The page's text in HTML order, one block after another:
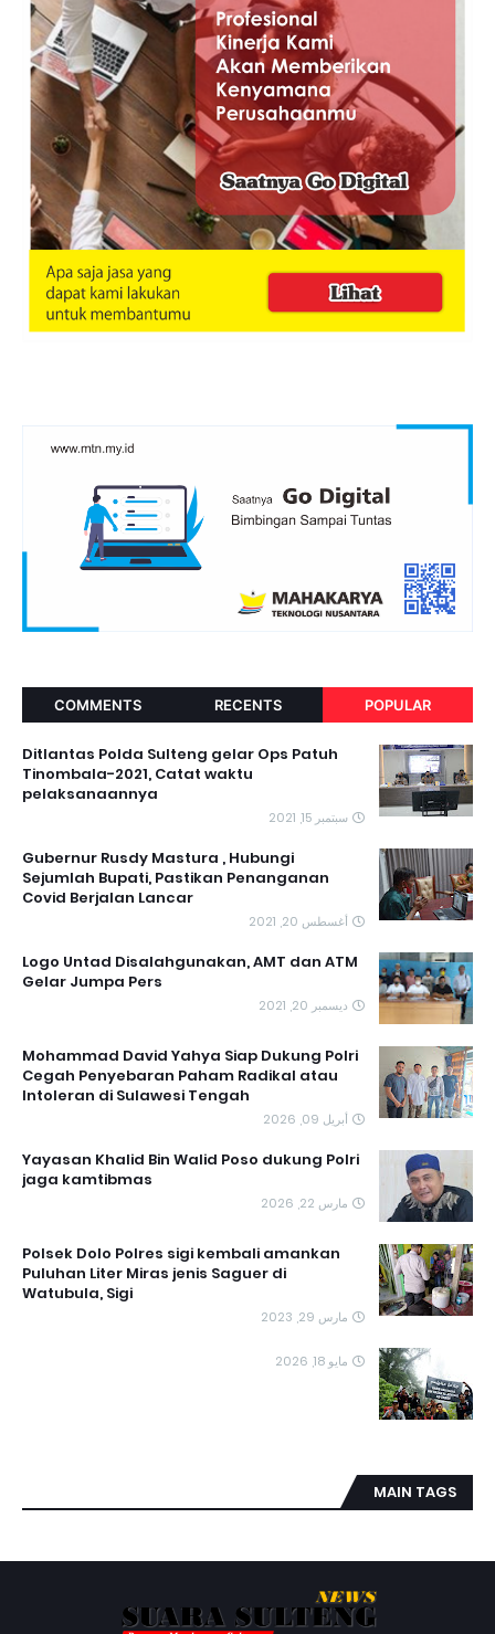
POPULAR
RECENTS
COMMENTS
Ditlantas Polda Sulteng gelar Ops Patuh
Tinombala-2021, Catat waktu
pelaksanaannya
سبتمبر 15, 2021
Gubernur Rusdy Mastura , Hubungi
Sejumlah Bupati, Pastikan Penanganan
Covid Berjalan Lancar
أغسطس 20, 2021
Logo Untad Disalahgunakan, AMT dan ATM
Gelar Jumpa Pers
ديسمبر 20, 2021
Mohammad David Yahya Siap Dukung Polri
Cegah Penyebaran Paham Radikal atau
Intoleran di Sulawesi Tengah
أبريل 09, 2026
Yayasan Khalid Bin Walid Poso dukung Polri
jaga kamtibmas
مارس 22, 2026
Polsek Dolo Polres sigi kembali amankan
Puluhan Liter Miras jenis Saguer di
Watubula, Sigi
مارس 29, 2023
مايو 18, 2026
MAIN TAGS